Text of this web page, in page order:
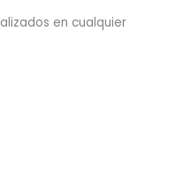
en cualquier